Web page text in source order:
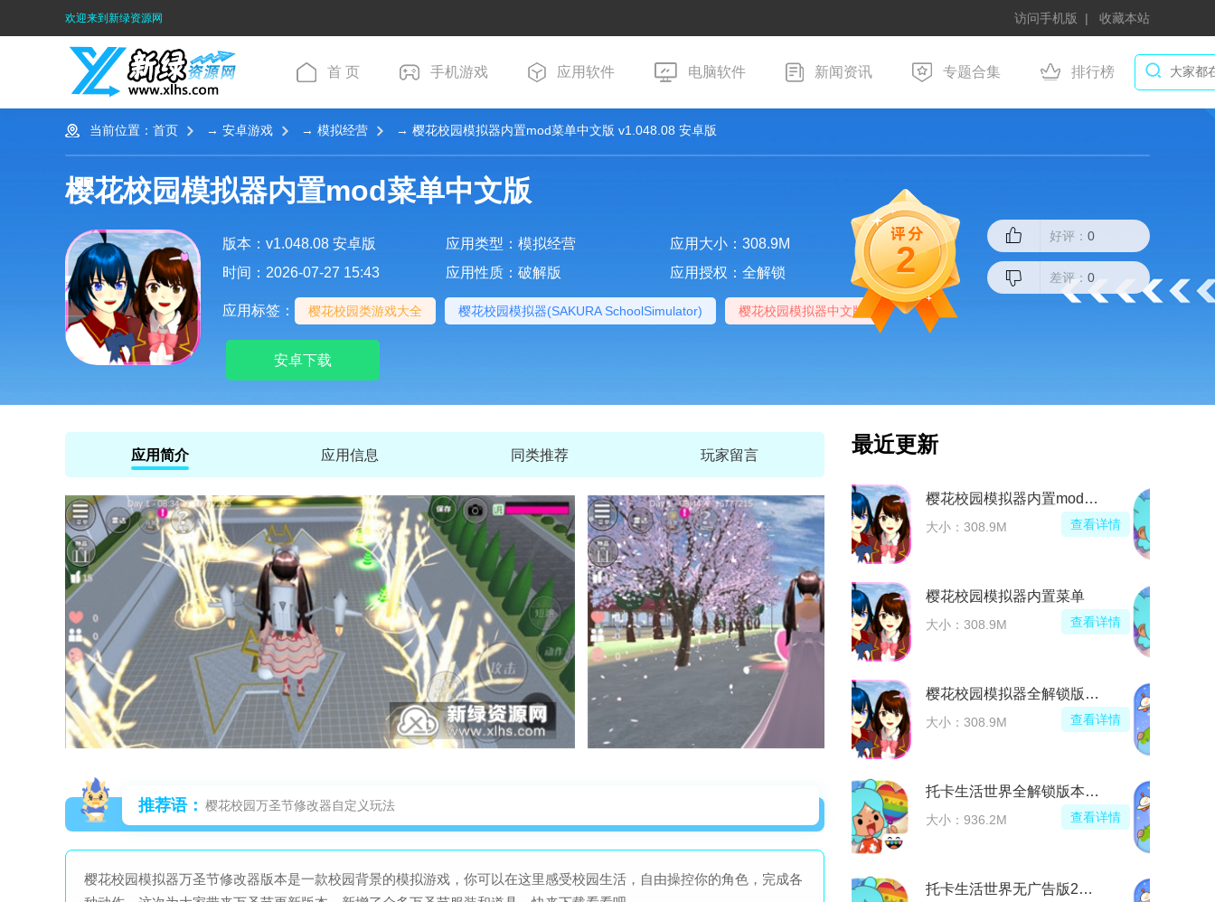
欢迎来到新绿资源网 访问手机版 收藏本站
首 页 手机游戏 应用软件 电脑软件 新闻资讯 专题合集 排行榜
当前位置： 首页 → 安卓游戏 → 模拟经营 → 樱花校园模拟器内置mod菜单中文版 v1.048.08 安卓版
樱花校园模拟器内置mod菜单中文版
版本：v1.048.08 安卓版 应用类型：模拟经营
应用大小：308.9M
时间： 2026-07-27 15:43 应用性质：破解版 应用授权：全解锁
应用标签： 樱花校园类游戏大全 樱花校园模拟器(SAKURA SchoolSimulator) 樱花校园模拟器中文版
安卓下载
2
好评： 0
差评： 0
应用简介 应用信息 同类推荐 玩家留言
推荐语： 樱花校园万圣节修改器自定义玩法
樱花校园模拟器万圣节修改器版本是一款校园背景的模拟游戏，你可以在这里感受校园生活，自由操控你的角色，完成各
最近更新
大小：308.9M 查看详情
樱花校园模拟器内置菜单
大小：308.9M 查看详情
大小：308.9M 查看详情
大小：936.2M 查看详情